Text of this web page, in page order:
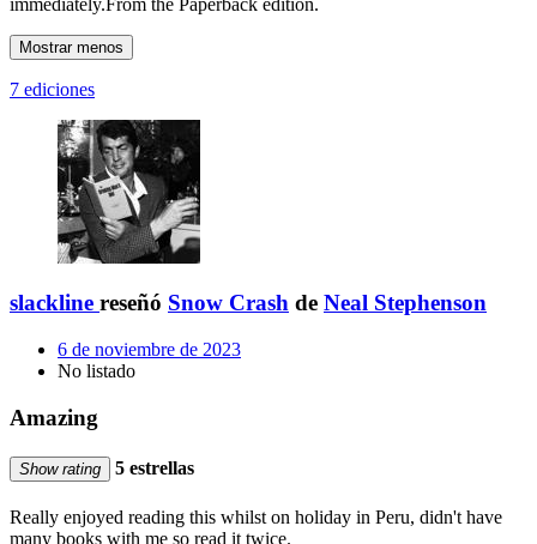
Mostrar menos
7 ediciones
slackline reseñó Snow Crash de Neal Stephenson
6 de noviembre de 2023
No listado
Amazing
Show rating 5 estrellas
Really enjoyed reading this whilst on holiday in Peru, didn't have
many books with me so read it twice.